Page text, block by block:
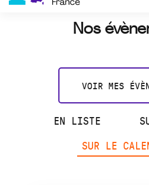
Nos
VOIR MES
EN LISTE
SUR LE